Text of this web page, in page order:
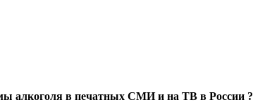
алкоголя в печатных СМИ и на ТВ в России ?